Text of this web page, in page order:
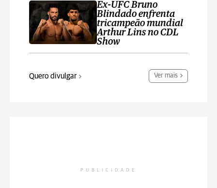
Ex-UFC Bruno
Blindado enfrenta
tricampeão mundial
Arthur Lins no CDL
Show
Quero divulgar Ver mais
PUBLICIDADE